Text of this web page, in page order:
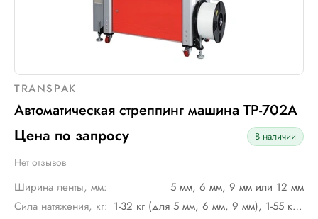
TRANSPAK
Автоматическая стреппинг машина ТР-702A
Цена по запросу
В наличии
Нет отзывов
Ширина ленты, мм:
5 мм, 6 мм, 9 мм или 12 мм
Сила натяжения, кг:
1-32 кг (для 5 мм, 6 мм, 9 мм), 1-55 кг (для 12 мм)